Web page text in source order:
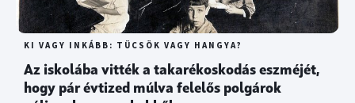
KI VAGY INKÁBB: TÜCSÖK VAGY HANGYA?
Az iskolába vitték a takarékoskodás eszméjét,
hogy pár évtized múlva felelős polgárok